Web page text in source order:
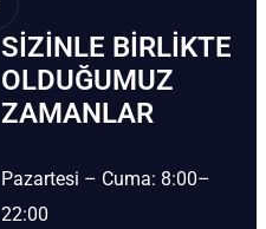
SIZINLE BIRLIKTE
OLDUĞUMUZ
ZAMANLAR
Pazartesi – Cuma: 8:00–
22:00